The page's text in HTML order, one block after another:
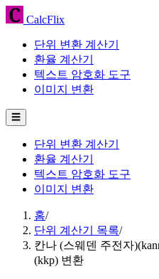
CalcFlix
단위 변환 계산기
환율 계산기
텍스트 암호화 도구
이미지 변환
☰
단위 변환 계산기
환율 계산기
텍스트 암호화 도구
이미지 변환
홈/
단위 계산기 목록/
칸나 (스웨덴 주전자
(kkp) 변환